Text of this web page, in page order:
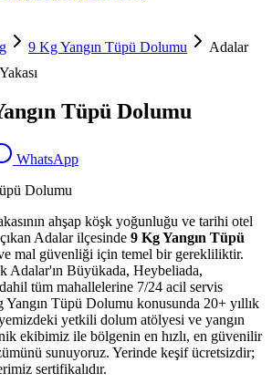
9 Kg Yangın Tüpü Dolumu
Adalar
Yakası
Tüpü Dolumu
WhatsApp
Dolumu
ahşap köşk yoğunluğu ve tarihi otel
Adalar ilçesinde 9 Kg Yangın Tüpü
mal güvenliği için temel bir gerekliliktir.
Adalar'ın Büyükada, Heybeliada,
tüm mahallelerine 7/24 acil servis
Tüpü Dolumu konusunda 20+ yıllık
yetkili dolum atölyesi ve yangın
ekibimiz ile bölgenin en hızlı, en güvenilir
sunuyoruz. Yerinde keşif ücretsizdir;
sertifikalıdır.